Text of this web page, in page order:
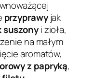
przyprawyjak
suszonyi zioła,
na małym
aromatów,
z papryką,